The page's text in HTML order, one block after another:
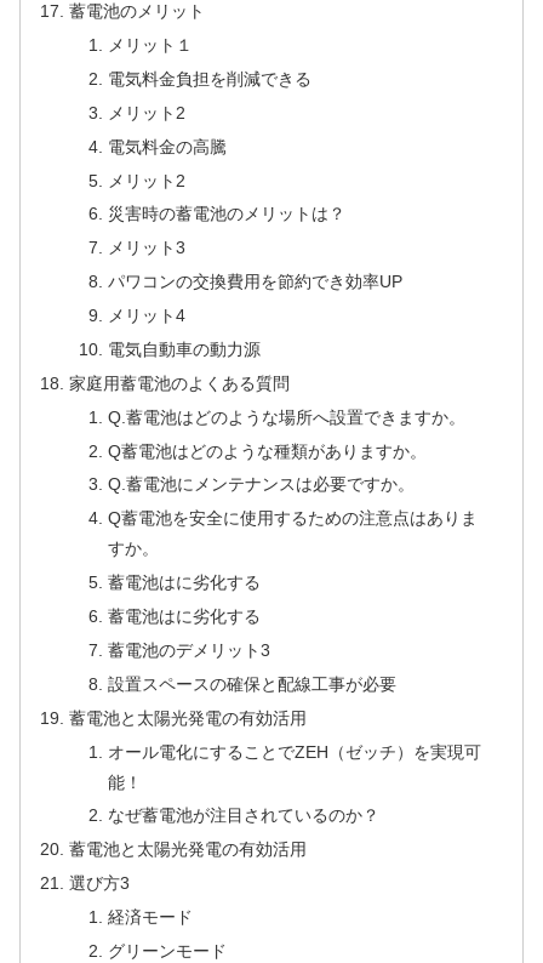
蓄電池のメリット
メリット１
電気料金負担を削減できる
メリット2
電気料金の高騰
メリット2
災害時の蓄電池のメリットは？
メリット3
パワコンの交換費⽤を節約でき効率UP
メリット4
電気自動車の動力源
家庭用蓄電池のよくある質問
Q.蓄電池はどのような場所へ設置できますか。
Q蓄電池はどのような種類がありますか。
Q.蓄電池にメンテナンスは必要ですか。
Q蓄電池を安全に使用するための注意点はありま
すか。
蓄電池はに劣化する
蓄電池はに劣化する
蓄電池のデメリット3
設置スペースの確保と配線工事が必要
蓄電池と太陽光発電の有効活用
オール電化にすることでZEH（ゼッチ）を実現可
能！
なぜ蓄電池が注目されているのか？
蓄電池と太陽光発電の有効活用
選び方3
経済モード
グリーンモード